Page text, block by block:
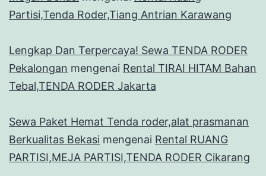
Partisi,Tenda Roder,Tiang Antrian Karawang
Lengkap Dan Terpercaya! Sewa TENDA RODER
Pekalongan mengenai Rental TIRAI HITAM Bahan
Tebal,TENDA RODER Jakarta
Sewa Paket Hemat Tenda roder,alat prasmanan
Berkualitas Bekasi mengenai Rental RUANG
PARTISI,MEJA PARTISI,TENDA RODER Cikarang